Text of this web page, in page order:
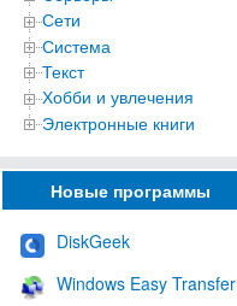
Сети
Система
Текст
Хобби и увлечения
Электронные книги
Новые программы
DiskGeek
Windows Easy Transfer